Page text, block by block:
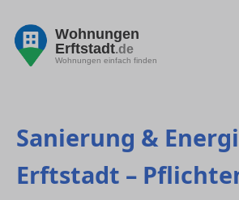
Wohnungen
Erftstadt.de
Wohnungen einfach finden
Sanierung &
Erftstadt –